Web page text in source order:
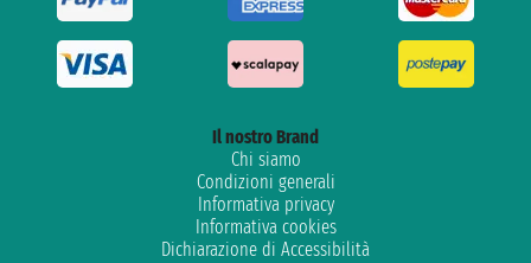
Il nostro Brand
Chi siamo
Condizioni generali
Informativa privacy
Informativa cookies
Dichiarazione di Accessibilità